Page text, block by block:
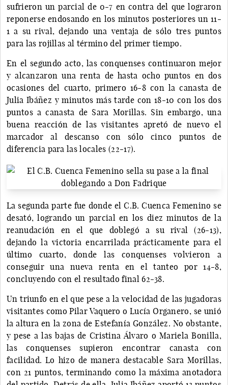
sufrieron un parcial de 0-7 en contra del que lograron
reponerse endosando en los minutos posteriores un 11-
1 a su rival, dejando una ventaja de sólo tres puntos
para las rojillas al término del primer tiempo.
En el segundo acto, las conquenses continuaron mejor
y alcanzaron una renta de hasta ocho puntos en dos
ocasiones del cuarto, primero 16-8 con la canasta de
Julia Ibáñez y minutos más tarde con 18-10 con los dos
puntos a canasta de Sara Morillas. Sin embargo, una
buena reacción de las visitantes apretó de nuevo el
marcador al descanso con sólo cinco puntos de
diferencia para las locales (22-17).
La segunda parte fue donde el C.B. Cuenca Femenino se
desató, logrando un parcial en los diez minutos de la
reanudación en el que doblegó a su rival (26-13),
dejando la victoria encarrilada prácticamente para el
último cuarto, donde las conquenses volvieron a
conseguir una nueva renta en el tanteo por 14-8,
concluyendo con el resultado final 62-38.
Un triunfo en el que pese a la velocidad de las jugadoras
visitantes como Pilar Vaquero o Lucía Organero, se unió
la altura en la zona de Estefanía González. No obstante,
y pese a las bajas de Cristina Álvaro o Mariela Bonilla,
las conquenses supieron encontrar canasta con
facilidad. Lo hizo de manera destacable Sara Morillas,
con 21 puntos, terminando como la máxima anotadora